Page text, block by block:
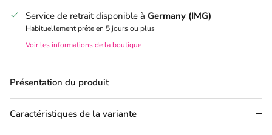
Service de retrait disponible à Germany (IMG)
Habituellement prête en 5 jours ou plus
Voir les informations de la boutique
Présentation du produit
Caractéristiques de la variante